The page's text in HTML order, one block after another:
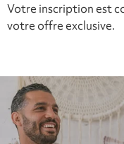
Votre inscription est
votre offre exclusive.